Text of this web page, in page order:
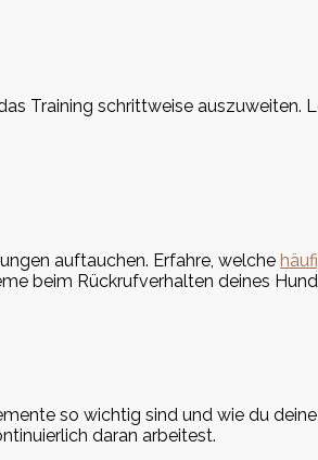
Training schrittweise auszuweiten.
auftauchen. Erfahre, welche
beim Rückrufverhalten deines
so wichtig sind und wie du
daran arbeitest.